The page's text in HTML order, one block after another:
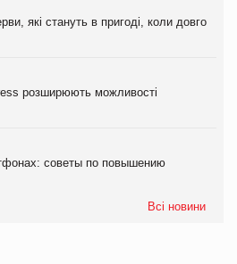
які стануть в пригоді, коли довго
розширюють можливості
советы по повышению
Всі новини